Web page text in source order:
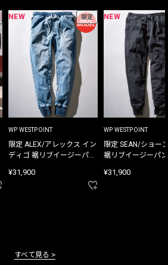
NEW 限定
WP WESTPOINT
限定 ALEX/アレックス イン
ディゴ 裾リブイージーパン
¥31,900
NEW
WP WESTPOINT
限定 SEAN/ショー
裾リブイージーパ
¥31,900
すべて見る